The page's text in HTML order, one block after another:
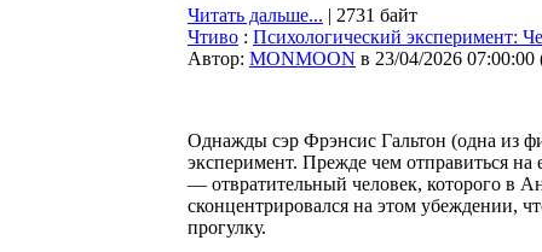
Читать дальше... | 2731 байт
Чтиво : Психологический эксперимент:
Автор: MONMOON в 23/04/2026 07:00:00
Однажды сэр Фрэнсис Гальтон (одна из
эксперимент. Прежде чем отправиться
— отвратительный человек, которого в
сконцентрировался на этом убеждении,
прогулку.